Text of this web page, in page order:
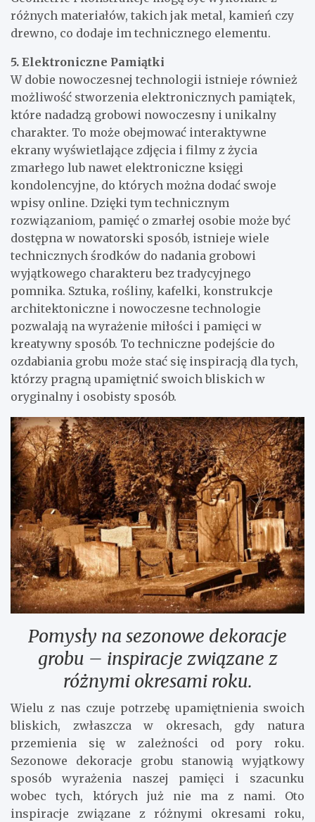
różnych materiałów, takich jak metal, kamień czy
drewno, co dodaje im technicznego elementu.
5. Elektroniczne Pamiątki
W dobie nowoczesnej technologii istnieje również
możliwość stworzenia elektronicznych pamiątek,
które nadadzą grobowi nowoczesny i unikalny
charakter. To może obejmować interaktywne
ekrany wyświetlające zdjęcia i filmy z życia
zmarłego lub nawet elektroniczne księgi
kondolencyjne, do których można dodać swoje
wpisy online. Dzięki tym technicznym
rozwiązaniom, pamięć o zmarłej osobie może być
dostępna w nowatorski sposób, istnieje wiele
technicznych środków do nadania grobowi
wyjątkowego charakteru bez tradycyjnego
pomnika. Sztuka, rośliny, kafelki, konstrukcje
architektoniczne i nowoczesne technologie
pozwalają na wyrażenie miłości i pamięci w
kreatywny sposób. To techniczne podejście do
ozdabiania grobu może stać się inspiracją dla tych,
którzy pragną upamiętnić swoich bliskich w
oryginalny i osobisty sposób.
Pomysły na sezonowe dekoracje
grobu – inspiracje związane z
różnymi okresami roku.
Wielu z nas czuje potrzebę upamiętnienia swoich
bliskich, zwłaszcza w okresach, gdy natura
przemienia się w zależności od pory roku.
Sezonowe dekoracje grobu stanowią wyjątkowy
sposób wyrażenia naszej pamięci i szacunku
wobec tych, których już nie ma z nami. Oto
inspiracje związane z różnymi okresami roku,